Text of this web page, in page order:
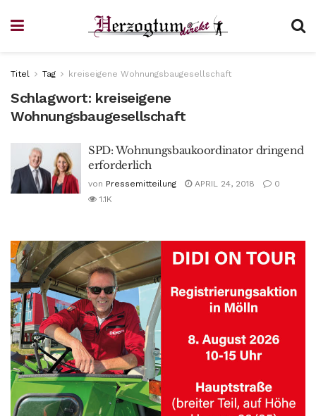
Titel Tag kreiseigene Wohnungsbaugesellschaft
Schlagwort: kreiseigene
Wohnungsbaugesellschaft
SPD: Wohnungsbaukoordinator dringend
erforderlich
von Pressemitteilung APRIL 24, 2018
0
1.1K